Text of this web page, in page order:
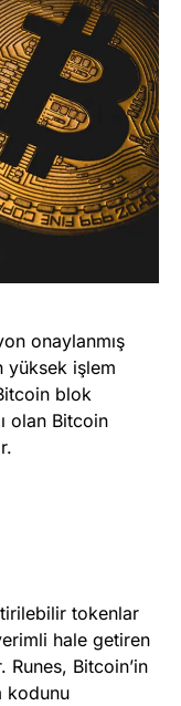
onaylanmış
yüksek işlem
blok
olan Bitcoin
tokenlar
hale getiren
Bitcoin’in
kodunu